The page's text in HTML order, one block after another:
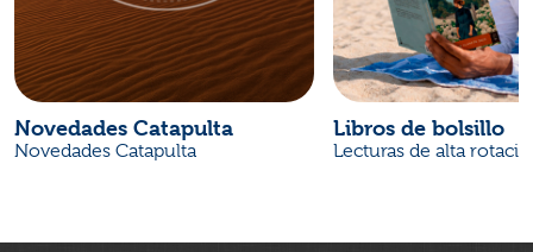
Novedades Catapulta
Novedades Catapulta
Libros de bolsillo
Lecturas de alta